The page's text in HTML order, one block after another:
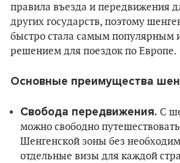
правила въезда и передвижения
других государств, поэтому
быстро стала самым популярным
решением для поездок по Европе.
Основные преимущества
Свобода передвижения. С
можно свободно
Шенгенской зоны без
отдельные визы для каждой